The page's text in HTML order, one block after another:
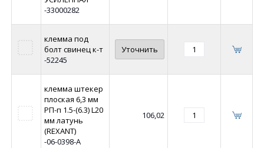
-33000282
клемма под
болт свинец к-т
-52245
Уточнить
клемма штекер
плоская 6,3 мм
РП-п 1.5-(6.3) L20
мм латунь
(REXANT)
-06-0398-A
106,02